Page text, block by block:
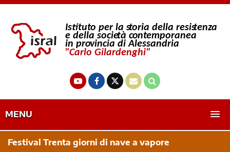
MENU
Festival Trenta giorni di nave a vapore